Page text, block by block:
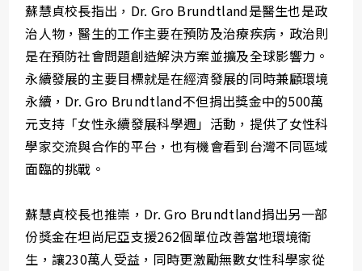
蘇慧貞校長指出，Dr. Gro Brundtland是醫生也是政
治人物，醫生的工作主要在預防及治療疾病，政治則
是在預防社會問題創造解決方案並擴及全球影響力。
永續發展的主要目標就是在經濟發展的同時兼顧環境
永續，Dr. Gro Brundtland不但捐出獎金中的500萬
元支持「女性永續發展科學週」活動，提供了女性科
學家交流與合作的平台，也有機會看到台灣不同區域
面臨的挑戰。
蘇慧貞校長也推崇，Dr. Gro Brundtland捐出另一部
份獎金在坦尚尼亞支援262個單位改善當地環境衛
生，讓230萬人受益，同時更激勵無數女性科學家從